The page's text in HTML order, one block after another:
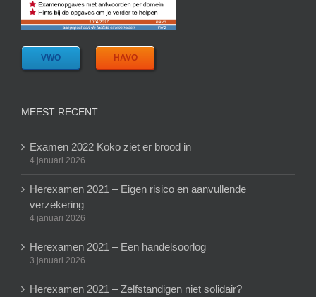
VWO HAVO
MEEST RECENT
Examen 2022 Koko ziet er brood in
4 januari 2026
Herexamen 2021 – Eigen risico en aanvullende
verzekering
4 januari 2026
Herexamen 2021 – Een handelsoorlog
3 januari 2026
Herexamen 2021 – Zelfstandigen niet solidair?